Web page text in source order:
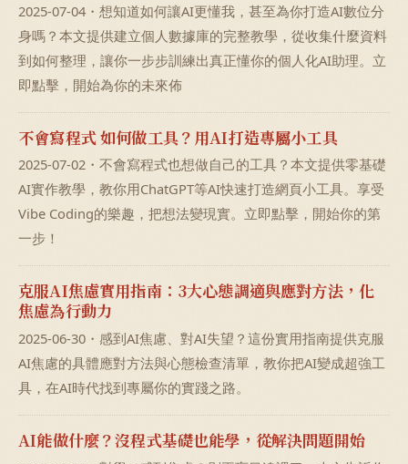
2025-07-04・想知道如何讓AI更懂我，甚至為你打造AI數位分
身嗎？本文提供建立個人數據庫的完整教學，從收集什麼資料
到如何整理，讓你一步步訓練出真正懂你的個人化AI助理。立
即點擊，開始為你的未來佈
不會寫程式 如何做工具？用AI打造專屬小工具
2025-07-02・不會寫程式也想做自己的工具？本文提供零基礎
AI實作教學，教你用ChatGPT等AI快速打造網頁小工具。享受
Vibe Coding的樂趣，把想法變現實。立即點擊，開始你的第
一步！
克服AI焦慮實用指南：3大心態調適與應對方法，化
焦慮為行動力
2025-06-30・感到AI焦慮、對AI失望？這份實用指南提供克服
AI焦慮的具體應對方法與心態檢查清單，教你把AI變成超強工
具，在AI時代找到專屬你的實踐之路。
AI能做什麼？沒程式基礎也能學，從解決問題開始